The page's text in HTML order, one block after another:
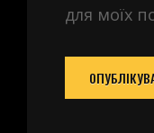
для моїх